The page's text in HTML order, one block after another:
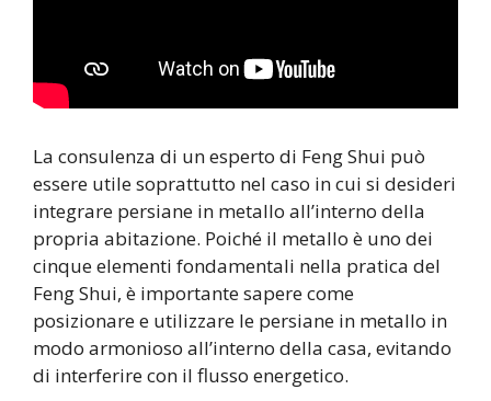
La consulenza di un esperto di Feng Shui può
essere utile soprattutto nel caso in cui si desideri
integrare persiane in metallo all’interno della
propria abitazione. Poiché il metallo è uno dei
cinque elementi fondamentali nella pratica del
Feng Shui, è importante sapere come
posizionare e utilizzare le persiane in metallo in
modo armonioso all’interno della casa, evitando
di interferire con il flusso energetico.